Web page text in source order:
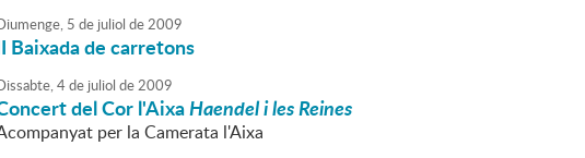
5 de juliol de2009
Baixada de carretons
4de juliol de2009
del Cor l'AixaHaendel i les Reines
per la Camerata l'Aixa